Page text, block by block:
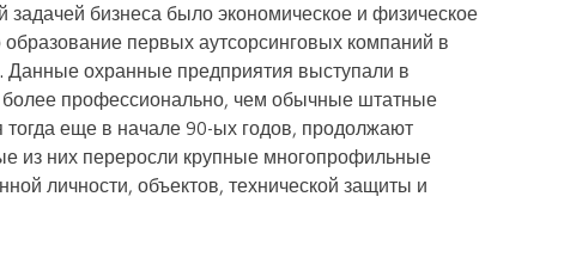
бизнеса было экономическое и физическое
первых аутсорсинговых компаний в
охранные предприятия выступали в
более профессионально, чем обычные штатные
еще в начале 90-ых годов, продолжают
из них переросли крупные многопрофильные
личности, объектов, технической защиты и